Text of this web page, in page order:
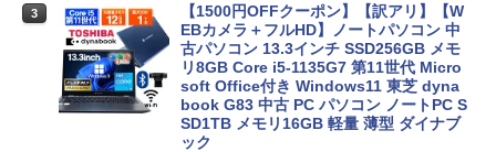
3
【1500円OFFクーポン】【訳アリ】【W
EBカメラ＋フルHD】ノートパソコン 中
古パソコン 13.3インチ SSD256GB メモ
リ8GB Core i5-1135G7 第11世代 Micro
soft Office付き Windows11 東芝 dyna
book G83 中古 PC パソコン ノートPC S
SD1TB メモリ16GB 軽量 薄型 ダイナブ
ック